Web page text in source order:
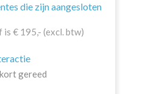
die zijn aangesloten
€ 195,- (excl. btw)
gereed